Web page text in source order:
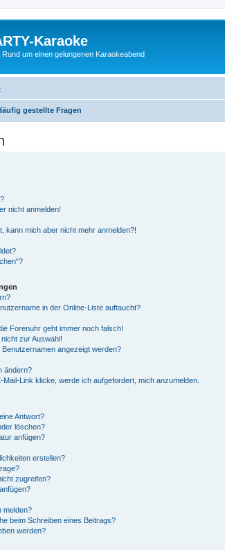
Karaoke
Rund um einen gelungenen Karaokeabend
gestellte Fragen
nicht anmelden!
kann mich aber nicht mehr anmelden?!
in der Online-Liste auftaucht?
Forenuhr geht immer noch falsch!
zur Auswahl!
angezeigt werden?
ändern?
Link klicke, werde ich aufgefordert, mich anzumelden.
Antwort?
löschen?
anfügen?
erstellen?
zugreifen?
melden?
beim Schreiben eines Beitrags?
werden?